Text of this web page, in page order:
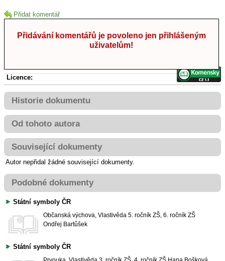
Přidat komentář
Přidávání komentářů je povoleno jen přihlášeným
uživatelům!
Licence:
Historie dokumentu
Od tohoto autora
Související dokumenty
Autor nepřidal žádné související dokumenty.
Podobné dokumenty
Státní symboly ČR
Občanská výchova, Vlastivěda 5. ročník ZŠ, 6. ročník ZŠ
Ondřej Bartůšek
Státní symboly ČR